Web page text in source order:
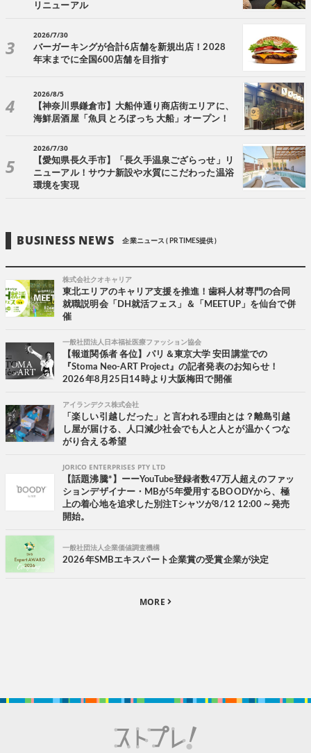
リニューアル
2026/7/30
バーガーキングが合計6店舗を新規出店！2028
年末までに全国600店舗を目指す
2026/8/5
【神奈川県鎌倉市】大船仲通り商店街エリアに、
海鮮居酒屋「魚貝 とろぼっち 大船」オープン！
2026/7/30
【愛知県長久手市】「長久手温泉ござらっせ」リ
ニューアル！サウナ新設や水質にこだわった温浴
環境を実現
BUSINESS NEWS 企業ニュース ( PR TIMES提供 )
株式会社クオキャリア
東北エリアのキャリア支援を推進！歯科人材専門の合同
就職説明会「DH就活フェス」＆「MEETUP」を仙台で併
催
一般社団法人日本福祉医療ファッション協会
【報道関係者 各位】パリ＆東京大学 安田講堂での
『Stoma Neo-ART Project』の記者発表のお知らせ！
2026年8月25日14時より大阪梅田で開催
アイランデクス株式会社
「楽しい引越しだった」と言われる理由とは？離島引越
し屋が届ける、人口減少社会でも人と人とが温かくつな
がり合える希望
JORICO ENTERPRISES PTY LTD
【話題沸騰*】ーーYouTube登録者数47万人超えのファッ
ションデザイナー・MBが5年愛用するBOODYから、極
上の着心地を追求した別注Tシャツが8/12 12:00～発売
開始。
一般社団法人企業価値調査機構
2026年SMBエキスパート企業賞の受賞企業が決定
MORE